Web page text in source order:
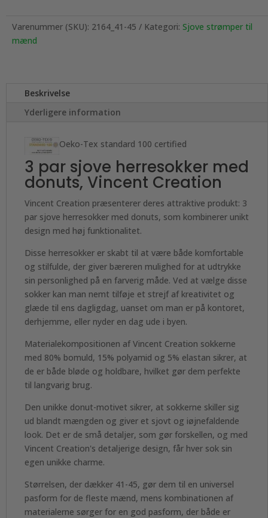
Varenummer (SKU): 2164_41-45 Kategori: Sjove strømper til
mænd
Beskrivelse
Yderligere information
Oeko-Tex standard 100 certified
3 par sjove herresokker med
donuts, Vincent Creation
Vincent Creation præsenterer deres attraktive produkt: 3
par sjove herresokker med donuts, som kombinerer unikt
design med høj funktionalitet.
Disse herresokker er skabt til at være både komfortable
og stilfulde, der giver bæreren mulighed for at udtrykke
sin personlighed på en farverig måde. Ved at vælge disse
sokker kan man nemt tilføje et strejf af kreativitet og
glæde til ens dagligdag, uanset om man er på kontoret,
derhjemme, eller nyder en dag ude i byen.
Materialekompositionen af Vincent Creation sokkerne
med 80% bomuld, 15% polyamid og 5% elastan sikrer, at
de er både bløde og holdbare, hvilket gør dem perfekte
til langvarig brug.
Den unikke donut-motivet sikrer, at sokkerne skiller sig
ud blandt mængden og giver et sjovt og iøjnefaldende
look. Det er de små detaljer, som gør forskellen, og med
Vincent Creation's detaljerige design, får hver sok sin
egen unikke charme.
Størrelsen, der dækker 41-45, gør dem til en universel
pasform for de fleste mænd, mens kombinationen af
materialerne sørger for en god pasform, der både er